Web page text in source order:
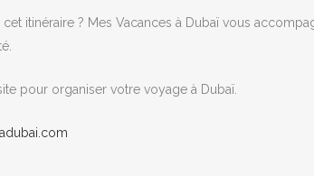
cet itinéraire ? Mes Vacances à Dubaï vous
pour organiser votre voyage à Dubaï.